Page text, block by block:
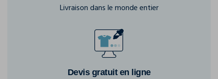
Livraison dans le monde entier
Devis gratuit en ligne